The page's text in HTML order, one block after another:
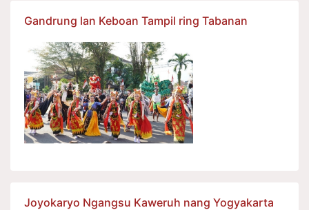
Gandrung lan Keboan Tampil ring Tabanan
Joyokaryo Ngangsu Kaweruh nang Yogyakarta